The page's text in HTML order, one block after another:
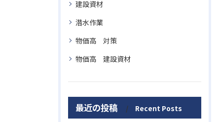
建設資材
潜水作業
物価高 対策
物価高 建設資材
最近の投稿 Recent Posts